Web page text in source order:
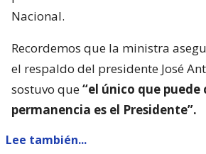
Nacional.
Recordemos que la ministra
el respaldo del presidente José
sostuvo que“el único que
permanencia es el Presidente”.
Lee también...